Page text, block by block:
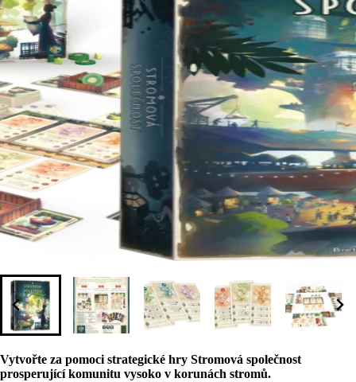
Vytvořte za pomoci strategické hry Stromová společnost
prosperující komunitu vysoko v korunách stromů.